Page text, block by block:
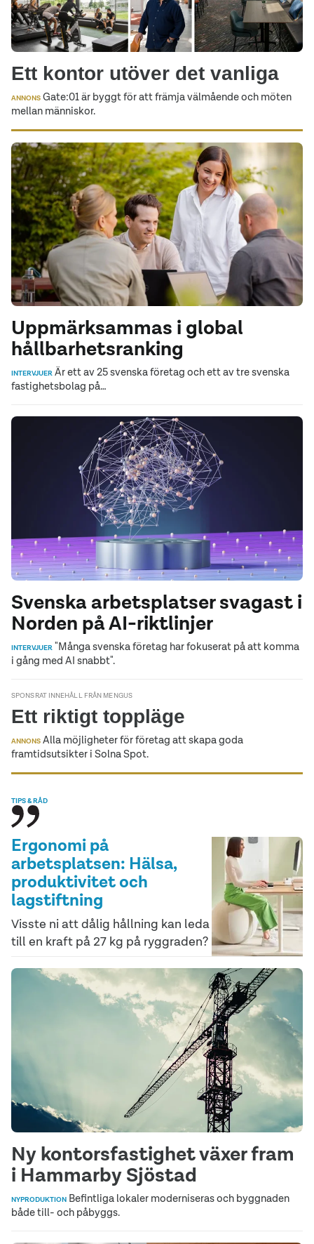
Ett kontor utöver det vanliga
ANNONS Gate:01 är byggt för att främja välmående och möten
mellan människor.
Uppmärksammas i global
hållbarhetsranking
INTERVJUER Är ett av 25 svenska företag och ett av tre svenska
fastighetsbolag på…
Svenska arbetsplatser svagast i
Norden på AI-riktlinjer
INTERVJUER "Många svenska företag har fokuserat på att komma
i gång med AI snabbt".
SPONSRAT INNEHÅLL FRÅN MENGUS
Ett riktigt toppläge
ANNONS Alla möjligheter för företag att skapa goda
framtidsutsikter i Solna Spot.
TIPS & RÅD
Ergonomi på
arbetsplatsen: Hälsa,
produktivitet och
lagstiftning
Visste ni att dålig hållning kan leda
till en kraft på 27 kg på ryggraden?
Ny kontorsfastighet växer fram
i Hammarby Sjöstad
NYPRODUKTION Befintliga lokaler moderniseras och byggnaden
både till- och påbyggs.